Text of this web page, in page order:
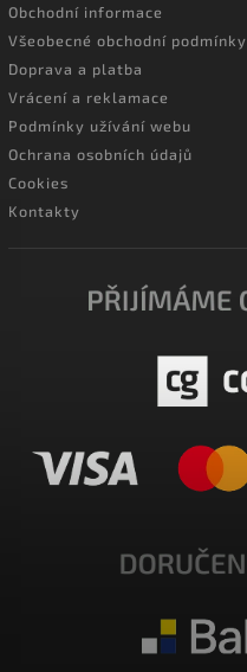
Obchodní informace
Všeobecné obchodní podmínky
Doprava a platba
Vrácení a reklamace
Podmínky užívání webu
Ochrana osobních údajů
Cookies
Kontakty